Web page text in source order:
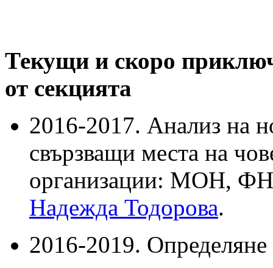
Текущи и скоро
от секцията
2016-2017. Анализ на
свързващи места на
организации: МОН,
Надежда Тодорова.
2016-2019. Определяне